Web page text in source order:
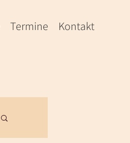
Termine Kontakt